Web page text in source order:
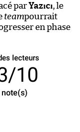
parYazıcı, le
teampourrait
en phase
lecteurs
10
note(s)